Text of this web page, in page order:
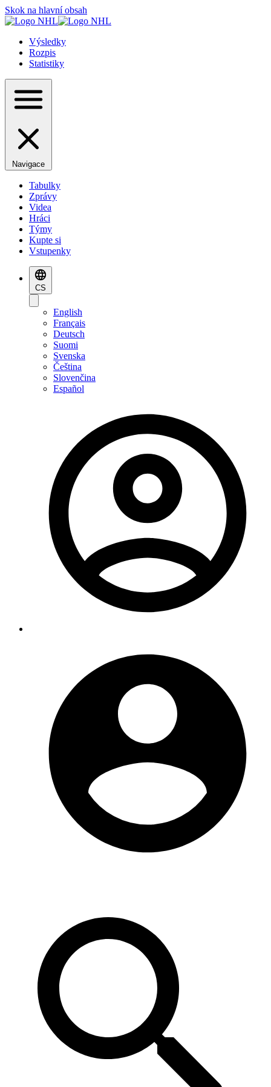
Skok na hlavní obsah
Výsledky
Rozpis
Statistiky
Navigace
Tabulky
Zprávy
Videa
Hráci
Týmy
Kupte si
Vstupenky
CS
English
Français
Deutsch
Suomi
Svenska
Čeština
Slovenčina
Español